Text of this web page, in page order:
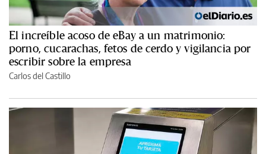
El increíble acoso de eBay a un matrimonio:
porno, cucarachas, fetos de cerdo y vigilancia por
escribir sobre la empresa
Carlos del Castillo